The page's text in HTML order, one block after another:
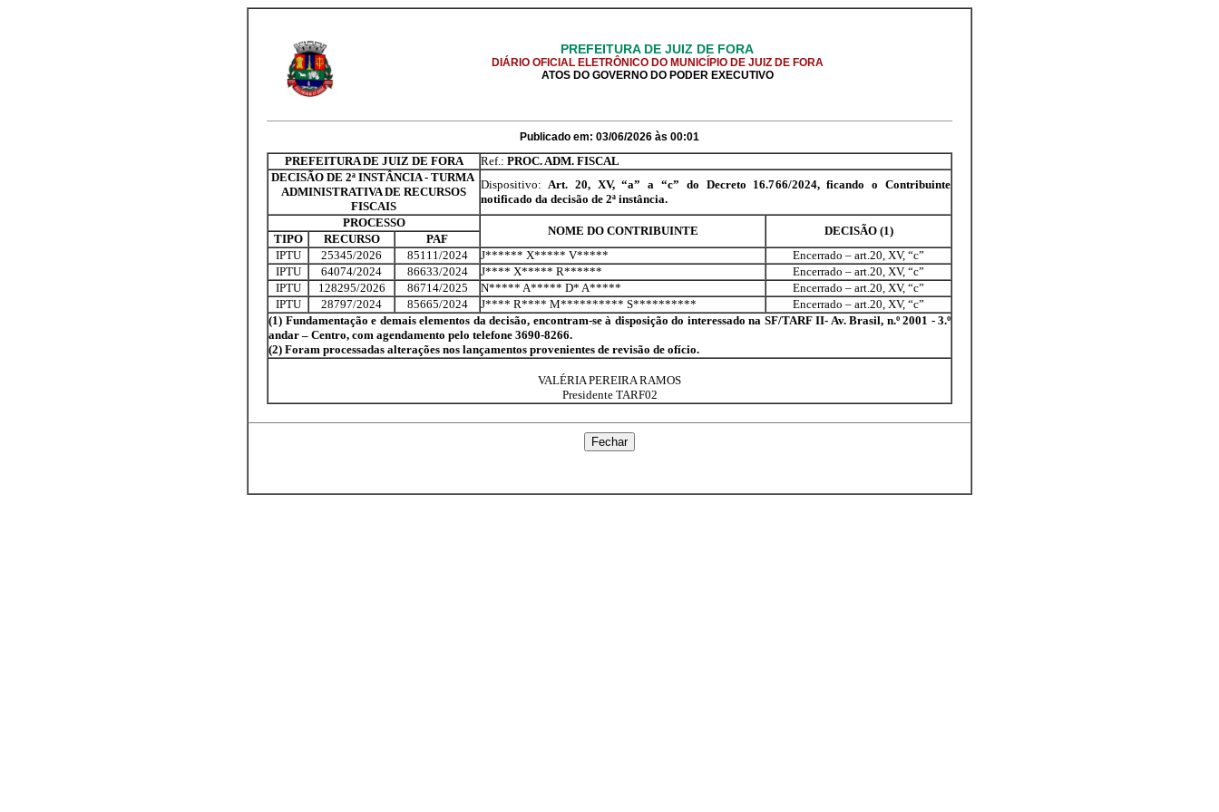
PREFEITURA DE JUIZ DE FORA
DIÁRIO OFICIAL ELETRÔNICO DO MUNICÍPIO DE JUIZ DE FORA
ATOS DO GOVERNO DO PODER EXECUTIVO
Publicado em: 03/06/2026 às 00:01
PREFEITURA DE JUIZ DE FORA Ref.: PROC. ADM. FISCAL
DECISÃO DE 2ª INSTÂNCIA - TURMA
ADMINISTRATIVA DE RECURSOS
FISCAIS
Dispositivo: Art. 20, XV, “a” a “c” do Decreto 16.766/2024, ficando o Contribuinte
notificado da decisão de 2ª instância.
PROCESSO
NOME DO CONTRIBUINTE DECISÃO (1)
TIPO RECURSO
PAF
IPTU
25345/2026 85111/2024 J****** X***** V*****
Encerrado – art.20, XV, “c”
IPTU
64074/2024 86633/2024 J**** X***** R******
Encerrado – art.20, XV, “c”
IPTU
128295/2026 86714/2025 N***** A***** D* A*****
Encerrado – art.20, XV, “c”
IPTU
28797/2024 85665/2024 J**** R**** M********** S**********
Encerrado – art.20, XV, “c”
(1) Fundamentação e demais elementos da decisão, encontram-se à disposição do interessado na SF/TARF II- Av. Brasil, n.º 2001 - 3.º
andar – Centro, com agendamento pelo telefone 3690-8266.
(2) Foram processadas alterações nos lançamentos provenientes de revisão de ofício.
VALÉRIA PEREIRA RAMOS
Presidente TARF02